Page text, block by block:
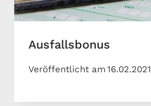
Ausfallsbonus
Veröffentlicht am16.02.2021